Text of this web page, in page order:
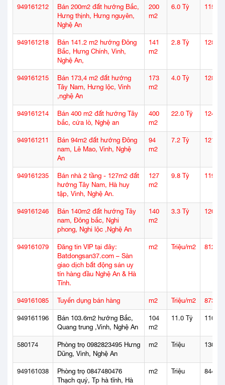
949161212
Bán 200m2 đất hướng Bắc,
Hưng thịnh, Hưng nguyên,
Nghệ An
200
m2
6.0 Tỷ 115
949161218
Bán 141.2 m2 hướng Đông
Bắc, Hưng Chính, Vinh,
Nghệ An,
141
m2
2.8 Tỷ 128
949161215
Bán 173,4 m2 đất hướng
Tây Nam, Hưng lộc, Vinh
,nghệ An
173
m2
4.0 Tỷ 128
949161214
Bán 400 m2 đất hướng Tây
bắc, cửa lò, Nghệ an
400
m2
22.0 Tỷ 124
949161211
Bán 94m2 đất hướng Đông
nam, Lê Mao, Vinh, Nghệ
An
94
m2
7.2 Tỷ 121
949161235
Bán nhà 2 tầng - 127m2 đất
hướng Tây Nam, Hà huy
tập, Vinh, Nghệ An.
127
m2
9.8 Tỷ 119
949161246
Bán 140m2 đất hướng Tây
nam, Đông bắc, Nghi
phong, Nghi lộc ,Nghệ An
140
m2
3.3 Tỷ 120
949161079
Đăng tin VIP tại đây:
Batdongsan37.com – Sàn
giao dịch bất động sản uy
tín hàng đầu Nghệ An & Hà
Tĩnh.
m2 Triệu/m2 812
949161085 Tuyển dụng bán hàng m2 Triệu/m2 873
949161196
Bán 103.6m2 hướng Bắc,
Quang trung ,Vinh, Nghệ An
104
m2
11.0 Tỷ 110
580174
Phòng trọ 0982823495 Hưng
Dũng, Vinh, Nghệ An
m2 Triệu 1302
949161038
Phòng trọ 0847480476
Thạch quý, Tp hà tĩnh, Hà
m2 Triệu 844